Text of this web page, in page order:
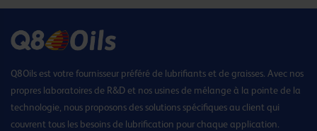
Q8Oils est votre fournisseur préféré de lubrifiants et de graisses. Avec nos
propres laboratoires de R&D et nos usines de mélange à la pointe de la
technologie, nous proposons des solutions spécifiques au client qui
couvrent tous les besoins de lubrification pour chaque application.